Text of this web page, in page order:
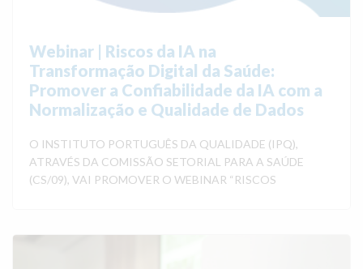
Webinar | Riscos da IA na
Transformação Digital da Saúde:
Promover a Confiabilidade da IA com a
Normalização e Qualidade de Dados
O INSTITUTO PORTUGUÊS DA QUALIDADE (IPQ),
ATRAVÉS DA COMISSÃO SETORIAL PARA A SAÚDE
(CS/09), VAI PROMOVER O WEBINAR “RISCOS